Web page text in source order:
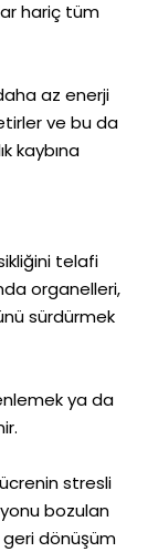
hariç tüm
az enerji
ve bu da
kaybına
telafi
organelleri,
sürdürmek
ya da
stresli
bozulan
dönüşüm